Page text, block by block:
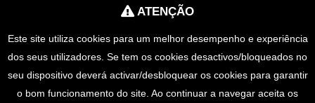
Portes Grátis para Compras > 49€
ARAI \ ACESSÓRIOS \ NARIGUEIRAS
ATENÇÃO
Este site utiliza cookies para um melhor desempenho e experiência
dos seus utilizadores. Se tem os cookies desactivos/bloqueados no
seu dispositivo deverá activar/desbloquear os cookies para garantir
o bom funcionamento do site. Ao continuar a navegar aceita os